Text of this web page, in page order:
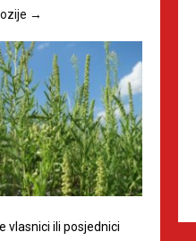
→
vlasnici ili posjednici